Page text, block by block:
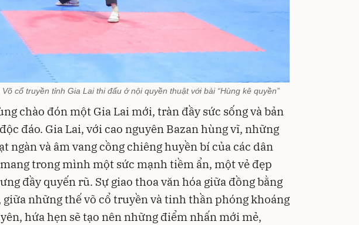
cổ truyền tỉnh Gia Lai thi đấu ở nội quyền thuật với bài “Hùng kê quyền”
chào đón một Gia Lai mới, tràn đầy sức sống và bản
đáo. Gia Lai, với cao nguyên Bazan hùng vĩ, những
ngàn và âm vang cồng chiêng huyền bí của các dân
trong mình một sức mạnh tiềm ẩn, một vẻ đẹp
đầy quyến rũ. Sự giao thoa văn hóa giữa đồng bằng
những thế võ cổ truyền và tinh thần phóng khoáng
hứa hẹn sẽ tạo nên những điểm nhấn mới mẻ,